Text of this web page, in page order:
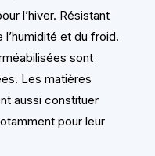
l’hiver. Résistant
et du froid.
sont
Les matières
aussi constituer
pour leur